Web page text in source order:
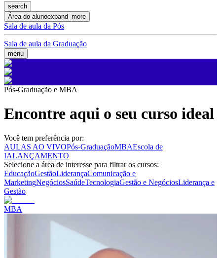
search
Área do alunoexpand_more
Sala de aula da Pós
Sala de aula da Graduação
menu
Pós-Graduação e MBA
Encontre aqui o seu curso ideal
Você tem preferência por:
AULAS AO VIVOPós-GraduaçãoMBAEscola de
IALANÇAMENTO
Selecione a área de interesse para filtrar os cursos:
EducaçãoGestãoLiderançaComunicação e
MarketingNegóciosSaúdeTecnologiaGestão e NegóciosLiderança e
Gestão
MBA